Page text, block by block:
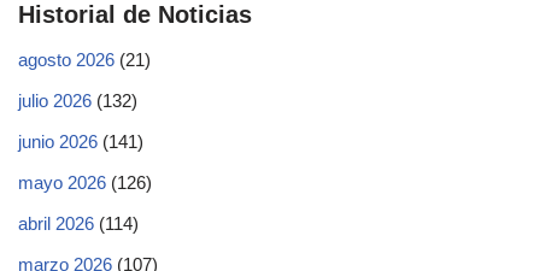
Historial de Noticias
agosto 2026 (21)
julio 2026 (132)
junio 2026 (141)
mayo 2026 (126)
abril 2026 (114)
marzo 2026 (107)